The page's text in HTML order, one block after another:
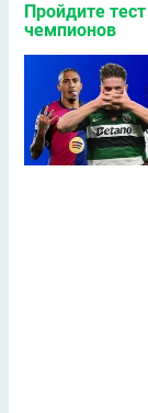
Пройдите
чемпионов